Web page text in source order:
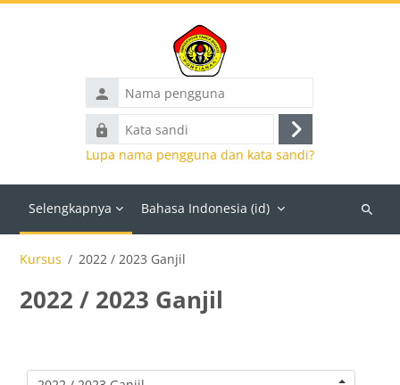
Nama
pengguna
Kata
sandi
Masuk
Lupa nama pengguna dan kata sandi?
Selengkapnya Bahasa Indonesia ‎(id)‎
Cari
Kursus 2022 / 2023 Ganjil
2022 / 2023 Ganjil